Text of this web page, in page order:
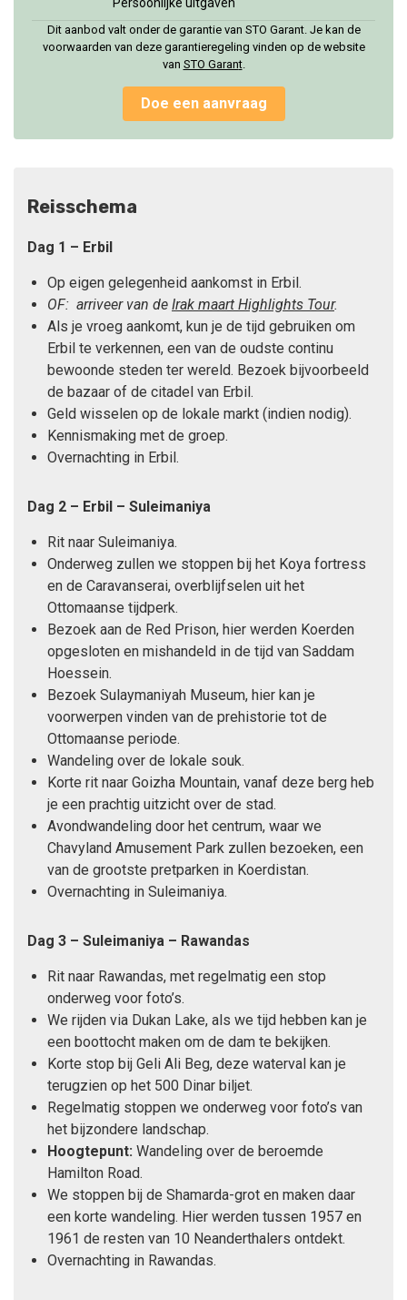
Dit aanbod valt onder de garantie van STO Garant. Je kan de
voorwaarden van deze garantieregeling vinden op de website
van STO Garant.
Doe een aanvraag
Reisschema
Dag 1 – Erbil
Op eigen gelegenheid aankomst in Erbil.
OF: arriveer van de Irak maart Highlights Tour.
Als je vroeg aankomt, kun je de tijd gebruiken om
Erbil te verkennen, een van de oudste continu
bewoonde steden ter wereld. Bezoek bijvoorbeeld
de bazaar of de citadel van Erbil.
Geld wisselen op de lokale markt (indien nodig).
Kennismaking met de groep.
Overnachting in Erbil.
Dag 2 – Erbil – Suleimaniya
Rit naar Suleimaniya.
Onderweg zullen we stoppen bij het Koya fortress
en de Caravanserai, overblijfselen uit het
Ottomaanse tijdperk.
Bezoek aan de Red Prison, hier werden Koerden
opgesloten en mishandeld in de tijd van Saddam
Hoessein.
Bezoek Sulaymaniyah Museum, hier kan je
voorwerpen vinden van de prehistorie tot de
Ottomaanse periode.
Wandeling over de lokale souk.
Korte rit naar Goizha Mountain, vanaf deze berg heb
je een prachtig uitzicht over de stad.
Avondwandeling door het centrum, waar we
Chavyland Amusement Park zullen bezoeken, een
van de grootste pretparken in Koerdistan.
Overnachting in Suleimaniya.
Dag 3 – Suleimaniya – Rawandas
Rit naar Rawandas, met regelmatig een stop
onderweg voor foto’s.
We rijden via Dukan Lake, als we tijd hebben kan je
een boottocht maken om de dam te bekijken.
Korte stop bij Geli Ali Beg, deze waterval kan je
terugzien op het 500 Dinar biljet.
Regelmatig stoppen we onderweg voor foto’s van
het bijzondere landschap.
Hoogtepunt: Wandeling over de beroemde
Hamilton Road.
We stoppen bij de Shamarda-grot en maken daar
een korte wandeling. Hier werden tussen 1957 en
1961 de resten van 10 Neanderthalers ontdekt.
Overnachting in Rawandas.